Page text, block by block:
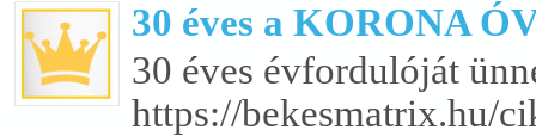
30 éves a KORONA
30 éves évfordulóját
https://bekesmatrix.hu/